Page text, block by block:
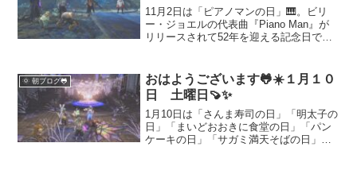
11月2日は「ピアノマンの日」🎹。ビリ
ー・ジョエルの代表曲『Piano Man』が
リリースされて52年を迎える記念日で
りを感じる特別な日々をご紹介します。
音楽と食文化が交差する穏やかな一日を
🐸✨
🌞 朝ブログ🐸
おはようございます🐸☀️１月１０
日 土曜日🍠✨
1月10日は「さんま寿司の日」「明太子の
日」「まいどおおきに食堂の日」「パン
ケーキの日」「サガミ満天そばの日」。